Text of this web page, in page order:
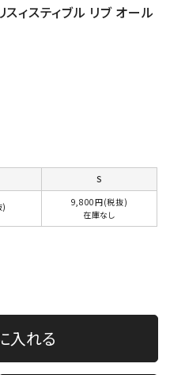
スティブル リブ オール
S
)
9,800円(税抜)
在庫なし
入れる